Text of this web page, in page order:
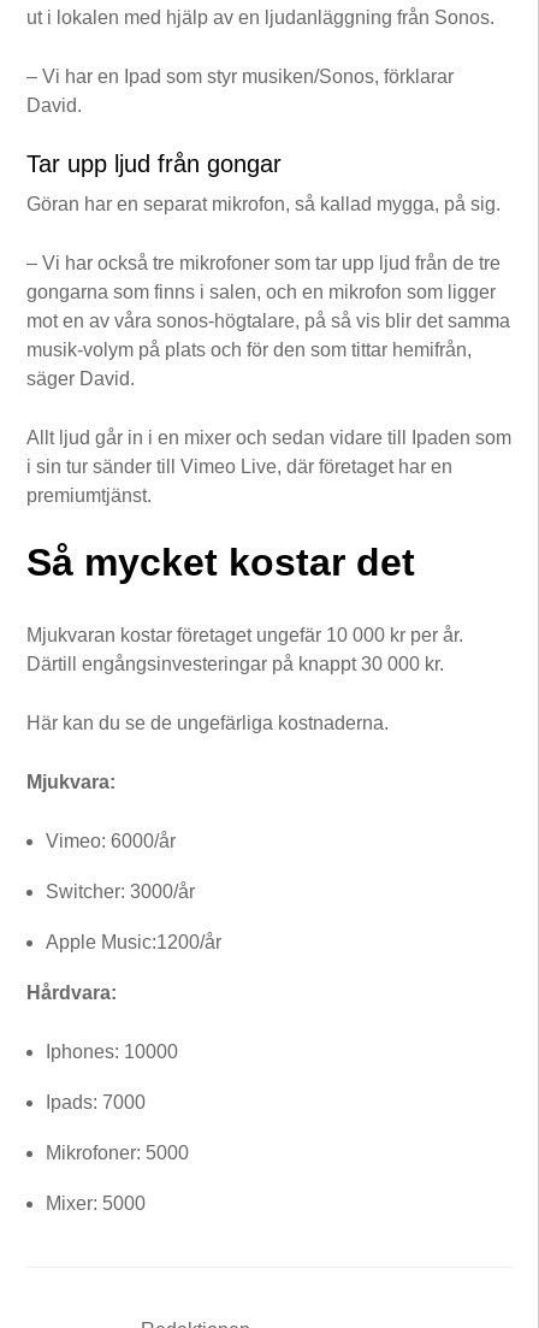
ut i lokalen med hjälp av en ljudanläggning från Sonos.
– Vi har en Ipad som styr musiken/Sonos, förklarar
David.
Tar upp ljud från gongar
Göran har en separat mikrofon, så kallad mygga, på sig.
– Vi har också tre mikrofoner som tar upp ljud från de tre
gongarna som finns i salen, och en mikrofon som ligger
mot en av våra sonos-högtalare, på så vis blir det samma
musik-volym på plats och för den som tittar hemifrån,
säger David.
Allt ljud går in i en mixer och sedan vidare till Ipaden som
i sin tur sänder till Vimeo Live, där företaget har en
premiumtjänst.
Så mycket kostar det
Mjukvaran kostar företaget ungefär 10 000 kr per år.
Därtill engångsinvesteringar på knappt 30 000 kr.
Här kan du se de ungefärliga kostnaderna.
Mjukvara:
Vimeo: 6000/år
Switcher: 3000/år
Apple Music:1200/år
Hårdvara:
Iphones: 10000
Ipads: 7000
Mikrofoner: 5000
Mixer: 5000